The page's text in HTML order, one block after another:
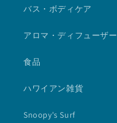
バス・ボディケア
アロマ・ディフューザー
食品
ハワイアン雑貨
Snoopy's Surf